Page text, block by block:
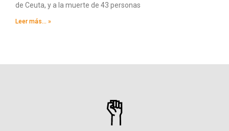
de Ceuta, y a la muerte de 43 personas
Leer más... »